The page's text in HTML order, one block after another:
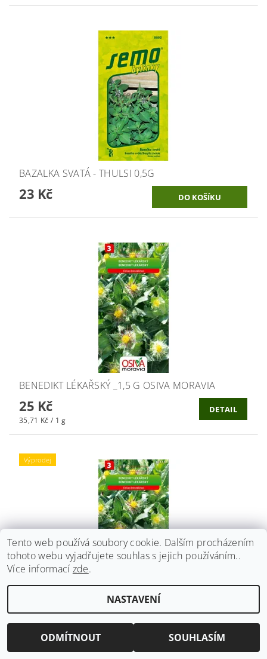
BAZALKA SVATÁ - THULSI 0,5G
23 Kč
BENEDIKT LÉKAŘSKÝ _1,5 G OSIVA MORAVIA
25 Kč
35,71 Kč / 1 g
DETAIL
Výprodej
BENEDIKT LÉKAŘSKÝ _1,5 G OSIVA MORAVIA
EXPIRACE
Původně:25 Kč
Ušetříte:10 Kč (–40 %)
15 Kč
Tento web používá soubory cookie. Dalším procházením
tohoto webu vyjadřujete souhlas s jejich používáním..
Více informací zde.
NASTAVENÍ
ODMÍTNOUT SOUHLASÍM